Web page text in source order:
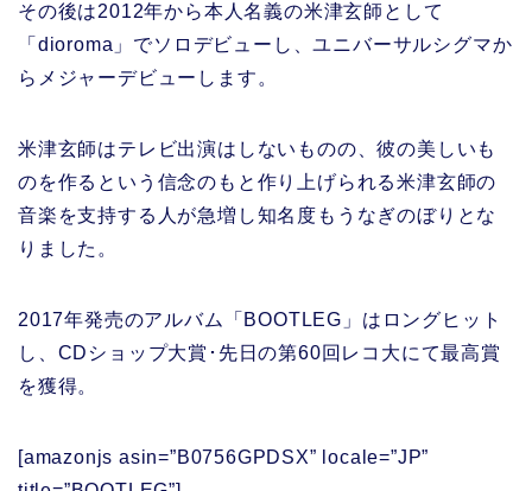
その後は2012年から本人名義の米津玄師として
「dioroma」でソロデビューし、ユニバーサルシグマか
らメジャーデビューします。
米津玄師はテレビ出演はしないものの、彼の美しいも
のを作るという信念のもと作り上げられる米津玄師の
音楽を支持する人が急増し知名度もうなぎのぼりとな
りました。
2017年発売のアルバム「BOOTLEG」はロングヒット
し、CDショップ大賞･先日の第60回レコ大にて最高賞
を獲得。
[amazonjs asin=”B0756GPDSX” locale=”JP”